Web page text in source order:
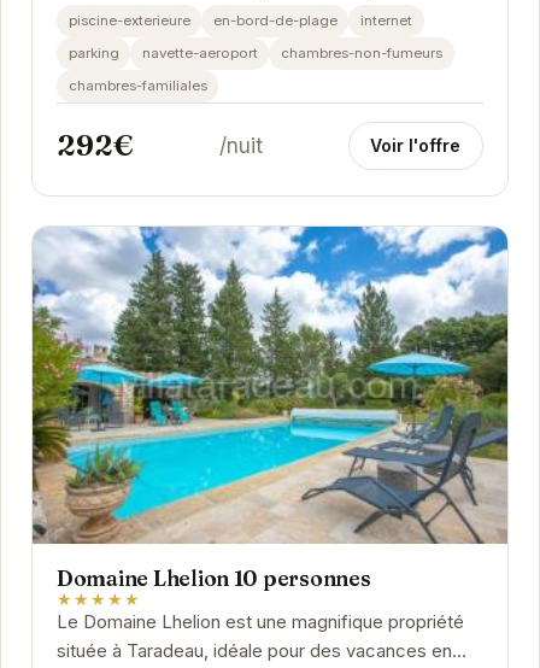
charme provençal et confort moderne. Ses...
piscine-exterieure en-bord-de-plage
internet
parking
navette-aeroport
chambres-non-fumeurs
chambres-familiales
292€ /nuit Voir l'offre
Domaine Lhelion 10 personnes
★★★★★
Le Domaine Lhelion est une magnifique propriété
située à Taradeau, idéale pour des vacances en